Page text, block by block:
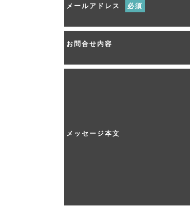
メールアドレス 必須
お問合せ内容
メッセージ本文